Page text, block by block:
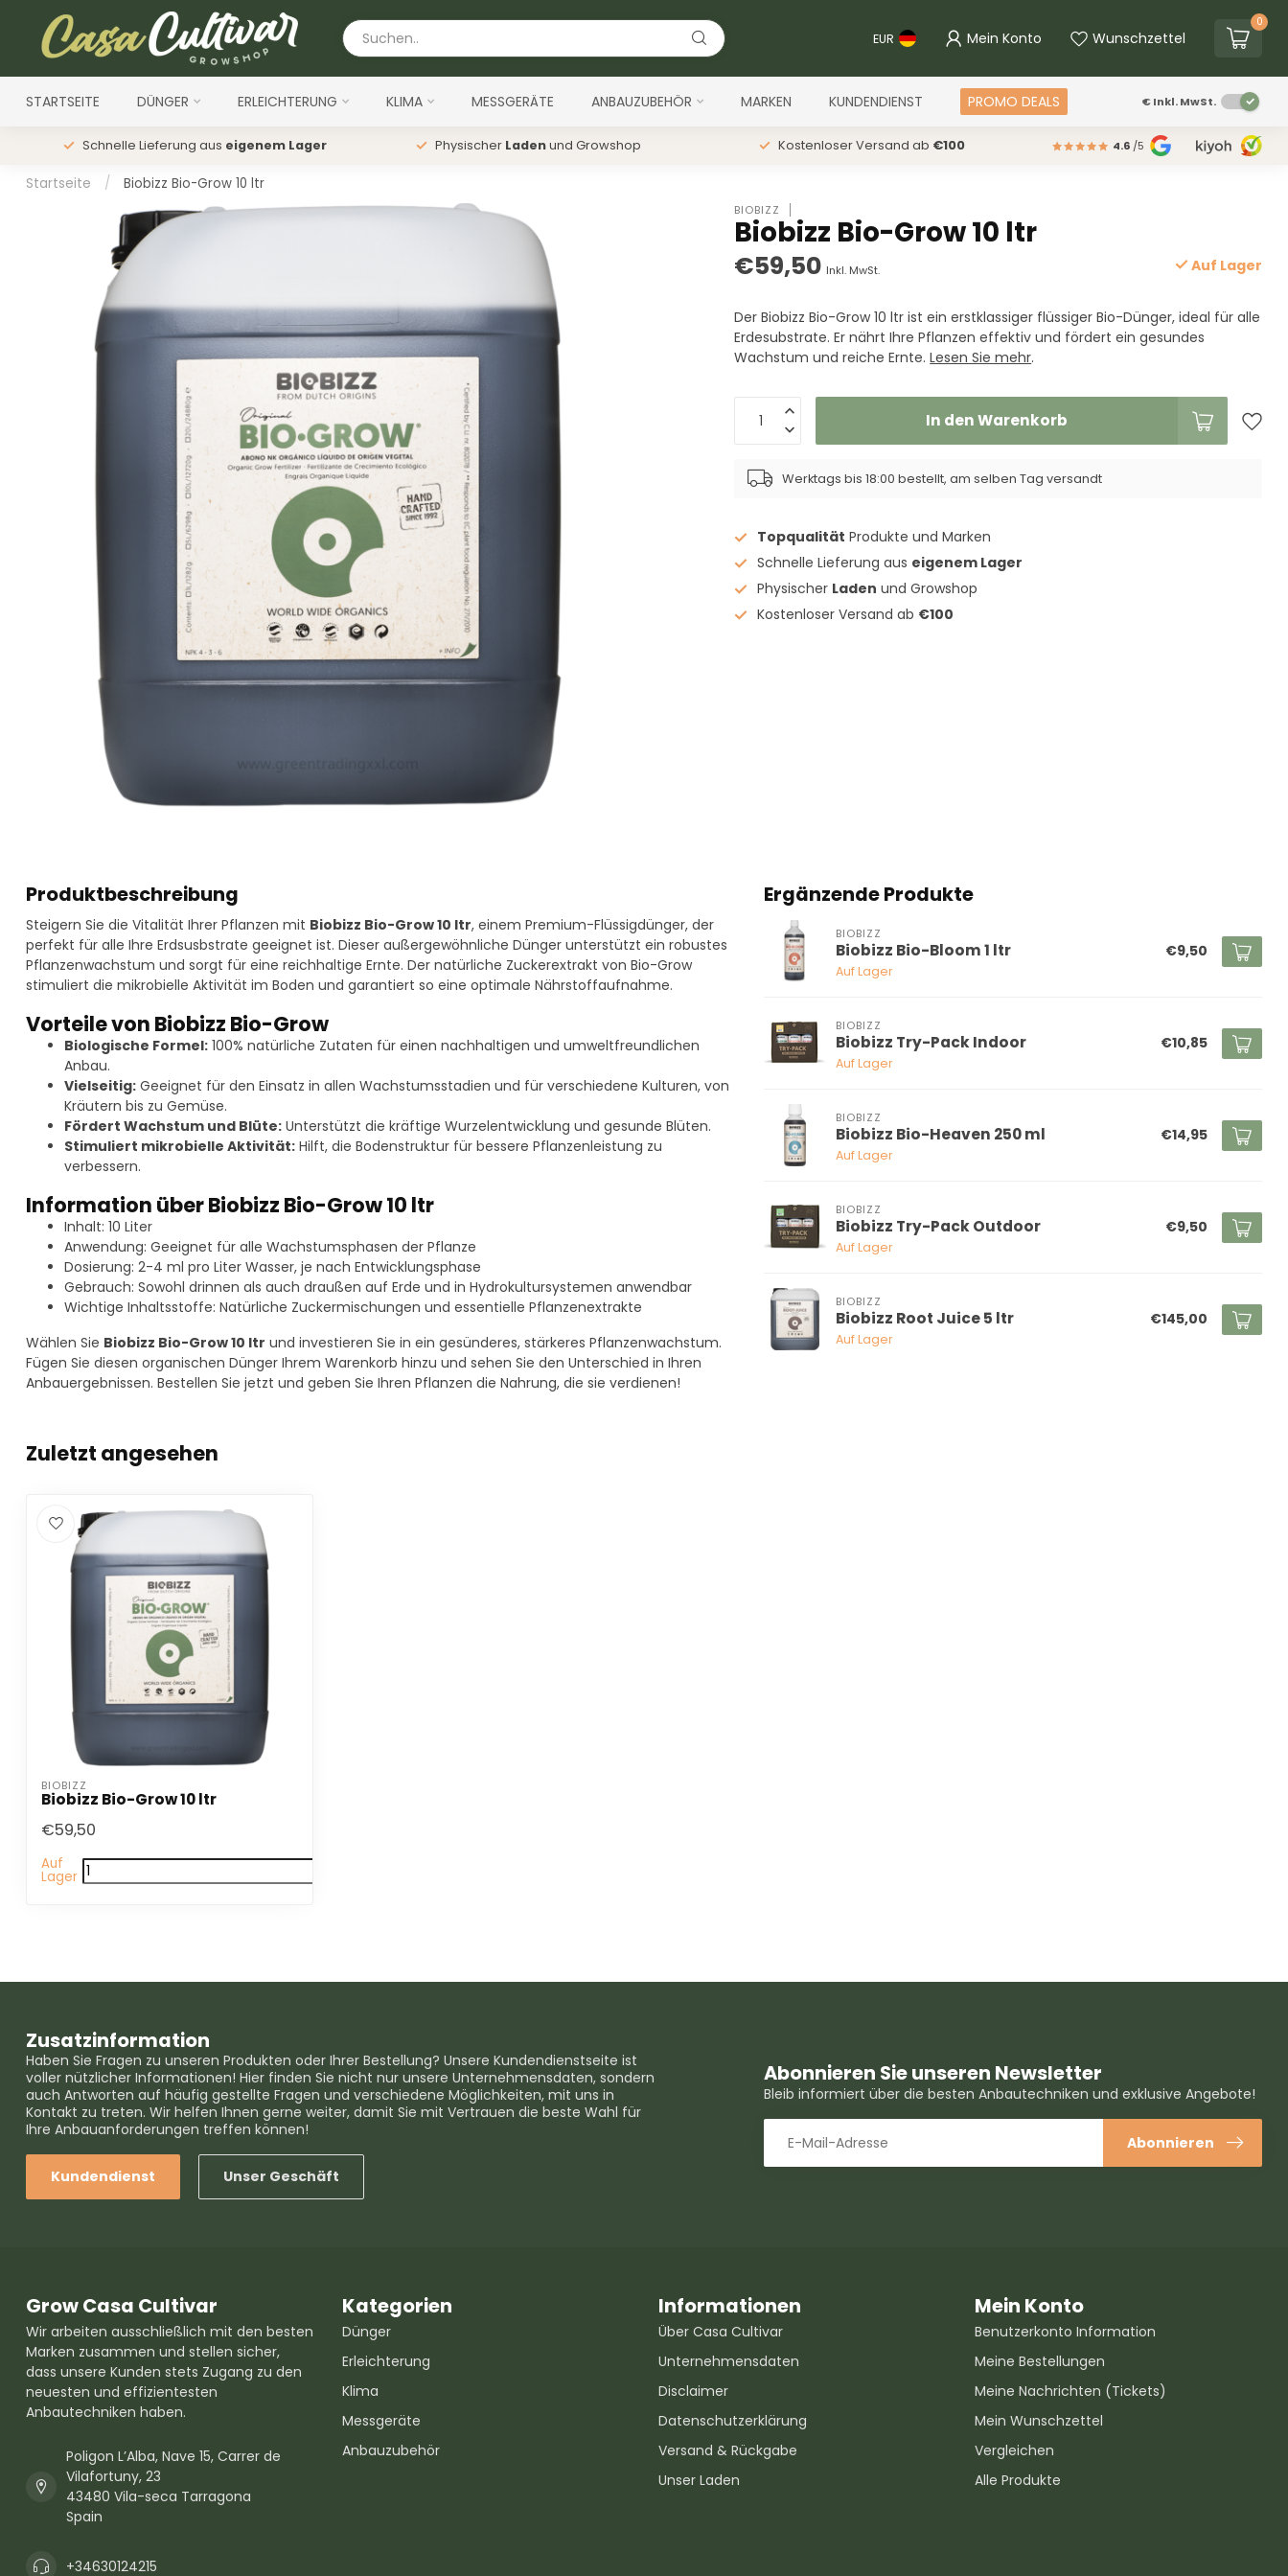
EUR Mein Konto Wunschzettel
0
STARTSEITE DÜNGER ERLEICHTERUNG KLIMA MESSGERÄTE ANBAUZUBEHÖR MARKEN KUNDENDIENST PROMO DEALS €Inkl. MwSt.
Schnelle Lieferung aus eigenem Lager Physischer Ladenund Growshop Kostenloser Versand ab €100 4.6 /5
Startseite / Biobizz Bio-Grow 10 ltr
BIOBIZZ
Biobizz Bio-Grow 10 ltr
€59,50 Inkl. MwSt. Auf Lager
Der Biobizz Bio-Grow 10 ltr ist ein erstklassiger flüssiger Bio-Dünger, ideal für alle
Erdesubstrate. Er nährt Ihre Pflanzen effektiv und fördert ein gesundes
Wachstum und reiche Ernte.Lesen Sie mehr.
In den Warenkorb
Werktags bis 18:00 bestellt, am selben Tag versandt
Topqualität Produkte und Marken
Schnelle Lieferung aus eigenem Lager
Physischer Laden und Growshop
Kostenloser Versand ab €100
Produktbeschreibung
Steigern Sie die Vitalität Ihrer Pflanzen mit Biobizz Bio-Grow 10 ltr, einem Premium-Flüssigdünger, der
perfekt für alle Ihre Erdsusbstrate geeignet ist. Dieser außergewöhnliche Dünger unterstützt ein robustes
Pflanzenwachstum und sorgt für eine reichhaltige Ernte. Der natürliche Zuckerextrakt von Bio-Grow
stimuliert die mikrobielle Aktivität im Boden und garantiert so eine optimale Nährstoffaufnahme.
Vorteile von Biobizz Bio-Grow
Biologische Formel: 100% natürliche Zutaten für einen nachhaltigen und umweltfreundlichen
Anbau.
Vielseitig: Geeignet für den Einsatz in allen Wachstumsstadien und für verschiedene Kulturen, von
Kräutern bis zu Gemüse.
Fördert Wachstum und Blüte: Unterstützt die kräftige Wurzelentwicklung und gesunde Blüten.
Stimuliert mikrobielle Aktivität: Hilft, die Bodenstruktur für bessere Pflanzenleistung zu
verbessern.
Information über Biobizz Bio-Grow 10 ltr
Inhalt: 10 Liter
Anwendung: Geeignet für alle Wachstumsphasen der Pflanze
Dosierung: 2-4 ml pro Liter Wasser, je nach Entwicklungsphase
Gebrauch: Sowohl drinnen als auch draußen auf Erde und in Hydrokultursystemen anwendbar
Wichtige Inhaltsstoffe: Natürliche Zuckermischungen und essentielle Pflanzenextrakte
Wählen Sie Biobizz Bio-Grow 10 ltr und investieren Sie in ein gesünderes, stärkeres Pflanzenwachstum.
Fügen Sie diesen organischen Dünger Ihrem Warenkorb hinzu und sehen Sie den Unterschied in Ihren
Anbauergebnissen. Bestellen Sie jetzt und geben Sie Ihren Pflanzen die Nahrung, die sie verdienen!
Ergänzende Produkte
BIOBIZZ
Biobizz Bio-Bloom 1 ltr
Auf Lager
€9,50
BIOBIZZ
Biobizz Try-Pack Indoor
Auf Lager
€10,85
BIOBIZZ
Biobizz Bio-Heaven 250 ml
Auf Lager
€14,95
BIOBIZZ
Biobizz Try-Pack Outdoor
Auf Lager
€9,50
BIOBIZZ
Biobizz Root Juice 5 ltr
Auf Lager
€145,00
Zuletzt angesehen
BIOBIZZ
Biobizz Bio-Grow 10 ltr
€59,50
Auf
Lager
Zusatzinformation
Haben Sie Fragen zu unseren Produkten oder Ihrer Bestellung? Unsere Kundendienstseite ist
voller nützlicher Informationen! Hier finden Sie nicht nur unsere Unternehmensdaten, sondern
auch Antworten auf häufig gestellte Fragen und verschiedene Möglichkeiten, mit uns in
Kontakt zu treten. Wir helfen Ihnen gerne weiter, damit Sie mit Vertrauen die beste Wahl für
Ihre Anbauanforderungen treffen können!
Kundendienst Unser Geschäft
Abonnieren Sie unseren Newsletter
Bleib informiert über die besten Anbautechniken und exklusive Angebote!
Abonnieren
Grow Casa Cultivar
Wir arbeiten ausschließlich mit den besten
Marken zusammen und stellen sicher,
dass unsere Kunden stets Zugang zu den
neuesten und effizientesten
Anbautechniken haben.
Poligon L’Alba, Nave 15, Carrer de
Vilafortuny, 23
43480 Vila-seca Tarragona
Spain
+34630124215
Kategorien
Dünger
Erleichterung
Klima
Messgeräte
Anbauzubehör
Informationen
Über Casa Cultivar
Unternehmensdaten
Disclaimer
Datenschutzerklärung
Versand & Rückgabe
Unser Laden
Mein Konto
Benutzerkonto Information
Meine Bestellungen
Meine Nachrichten (Tickets)
Mein Wunschzettel
Vergleichen
Alle Produkte